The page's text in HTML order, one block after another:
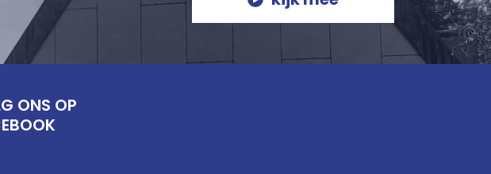
ONS OP